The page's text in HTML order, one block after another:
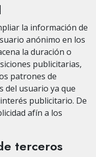
la información de
anónimo en los
la duración o
publicitarias,
patrones de
del usuario ya que
publicitario. De
afín a los
terceros